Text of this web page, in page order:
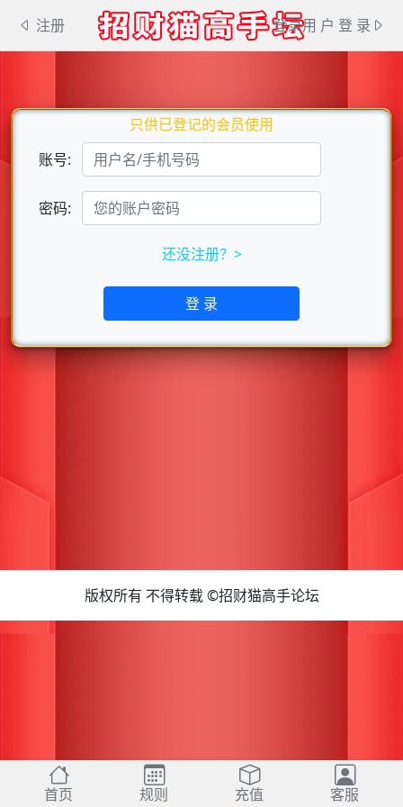
注册 登录用 户 登 录
首页 规则 充值 客服
只供已登记的会员使用
账号:
密码:
还没注册？>
登 录
版权所有 不得转载 ©招财猫高手论坛